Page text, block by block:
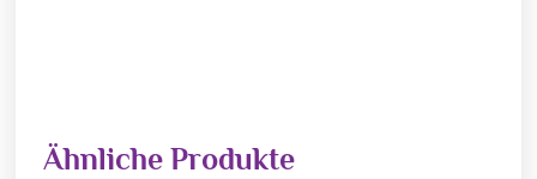
Ähnliche Produkte